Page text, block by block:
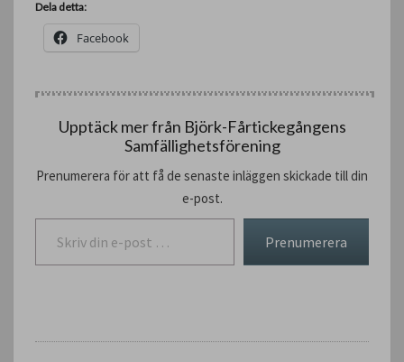
Dela detta:
Facebook
Upptäck mer från Björk-Fårtickegångens
Samfällighetsförening
Prenumerera för att få de senaste inläggen skickade till din
e-post.
Skriv din e-post …
Prenumerera